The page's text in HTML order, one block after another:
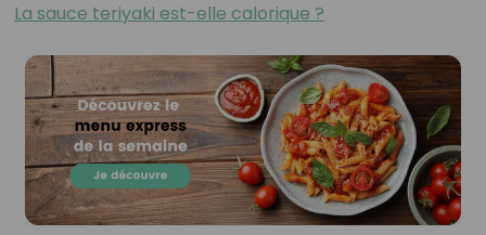
La sauce teriyaki est-elle calorique ?